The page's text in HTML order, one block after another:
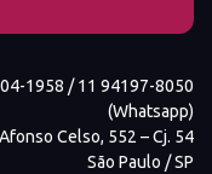
1958 / 11 94197-8050
(Whatsapp)
Celso, 552 – Cj. 54
São Paulo / SP